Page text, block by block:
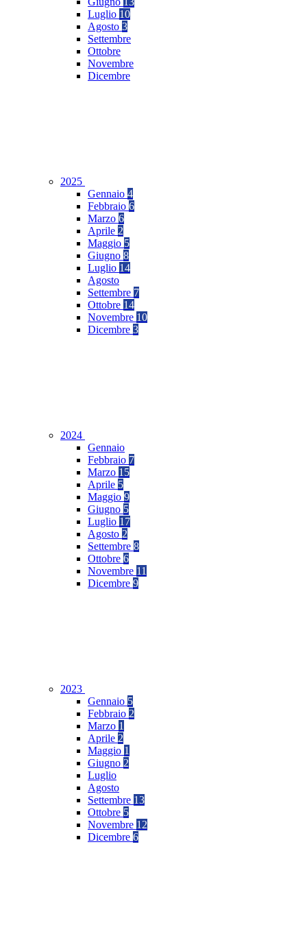
Luglio 10
Agosto 3
Settembre
Ottobre
Novembre
Dicembre
2025
Gennaio 4
Febbraio 6
Marzo 6
Aprile 2
Maggio 5
Giugno 8
Luglio 14
Agosto
Settembre 7
Ottobre 14
Novembre 10
Dicembre 3
2024
Gennaio
Febbraio 7
Marzo 15
Aprile 5
Maggio 9
Giugno 5
Luglio 17
Agosto 2
Settembre 8
Ottobre 6
Novembre 11
Dicembre 9
2023
Gennaio 5
Febbraio 2
Marzo 1
Aprile 2
Maggio 1
Giugno 2
Luglio
Agosto
Settembre 13
Ottobre 5
Novembre 12
Dicembre 6